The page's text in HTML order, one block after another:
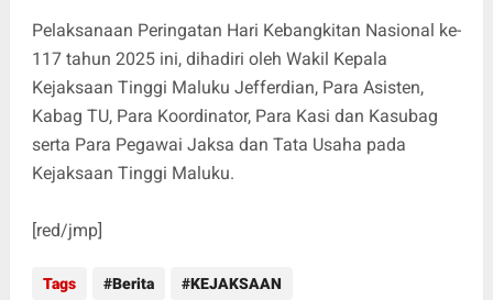
Pelaksanaan Peringatan Hari Kebangkitan Nasional ke-
117 tahun 2025 ini, dihadiri oleh Wakil Kepala
Kejaksaan Tinggi Maluku Jefferdian, Para Asisten,
Kabag TU, Para Koordinator, Para Kasi dan Kasubag
serta Para Pegawai Jaksa dan Tata Usaha pada
Kejaksaan Tinggi Maluku.
[red/jmp]
Tags Berita KEJAKSAAN